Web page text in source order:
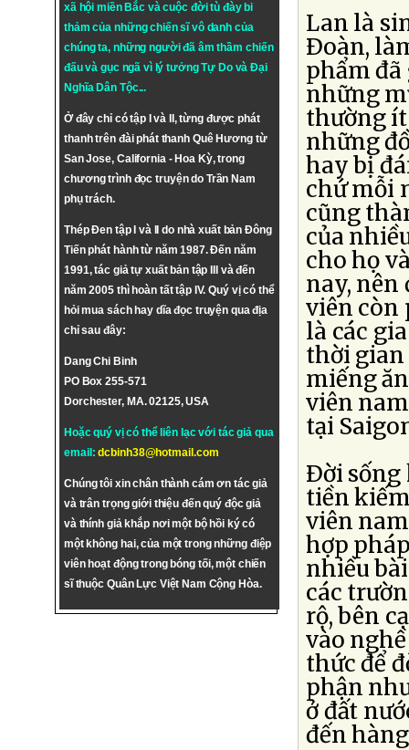
xã hội miền Bắc và cuộc đời tù đày bi
thảm của những chiến sĩ vô danh của
chúng ta, những người đã âm thầm chiến
đấu và gục ngã vì lý tưởngTự DovàĐại
Nghĩa Dân Tộc...
Ở đây chỉ có tập I và II, từng được phát
thanh trên đài phát thanh Quê Hương từ
San Jose, California - Hoa Kỳ, trong
chương trình đọc truyện do Trần Nam
phụ trách.
Thép Đen tập I và II do nhà xuất bản Đông
Tiến phát hành từ năm 1987. Đến năm
1991, tác giả tự xuất bản tập III và đến
năm 2005 thì hoàn tất tập IV. Quý vị có thể
hỏi mua sách hay dĩa đọc truyện qua địa
chỉ sau đây:
Dang Chi Binh
PO Box 255-571
Dorchester, MA. 02125, USA
Hoặc quý vị có thể liên lạc với tác giả qua
email:dcbinh38@hotmail.com
Chúng tôi xin chân thành cám ơn tác giả
và trân trọng giới thiệu đến quý độc giả
và thính giả khắp nơi một bộ hồi ký có
một không hai, của một trong những điệp
viên hoạt động trong bóng tối, một chiến
sĩ thuộc Quân Lực Việt Nam Cộng Hòa.
Lan là
Ðoàn,
phẩm
những
thường ít
những
hay bị
chứ mỗi
cũng
của
cho họ
nay, nên
viên còn
là các
thời gian
miếng
viên
tại
Ðời sống
tiền
viên
hợp
nhiều
các
rộ, bên
vào
thức để
phận
ở đất
đến